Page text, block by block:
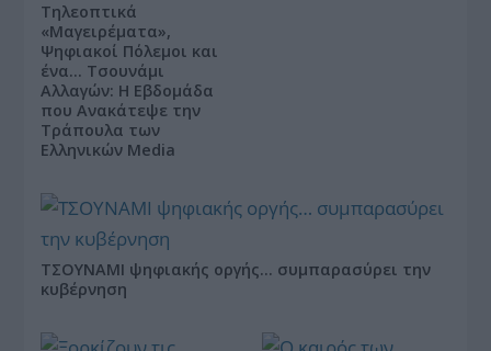
Τηλεοπτικά
«Μαγειρέματα»,
Ψηφιακοί Πόλεμοι και
ένα… Τσουνάμι
Αλλαγών: Η Εβδομάδα
που Ανακάτεψε την
Τράπουλα των
Ελληνικών Media
ΤΣΟΥΝΑΜΙ ψηφιακής οργής… συμπαρασύρει την
κυβέρνηση